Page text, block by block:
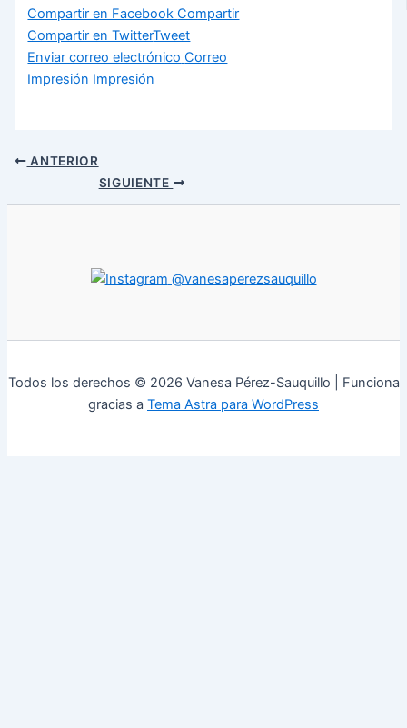
Compartir en Facebook Compartir
Compartir en TwitterTweet
Enviar correo electrónico Correo
Impresión Impresión
ANTERIOR
SIGUIENTE
@vanesaperezsauquillo
Todos los derechos © 2026 Vanesa Pérez-Sauquillo | Funciona
gracias a Tema Astra para WordPress